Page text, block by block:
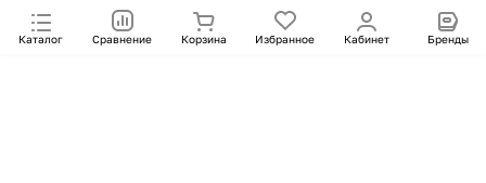
Каталог Сравнение Корзина Избранное Кабинет Бренды